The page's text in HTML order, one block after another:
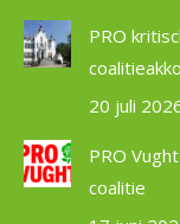
PRO
20 juli
PRO
coalitie